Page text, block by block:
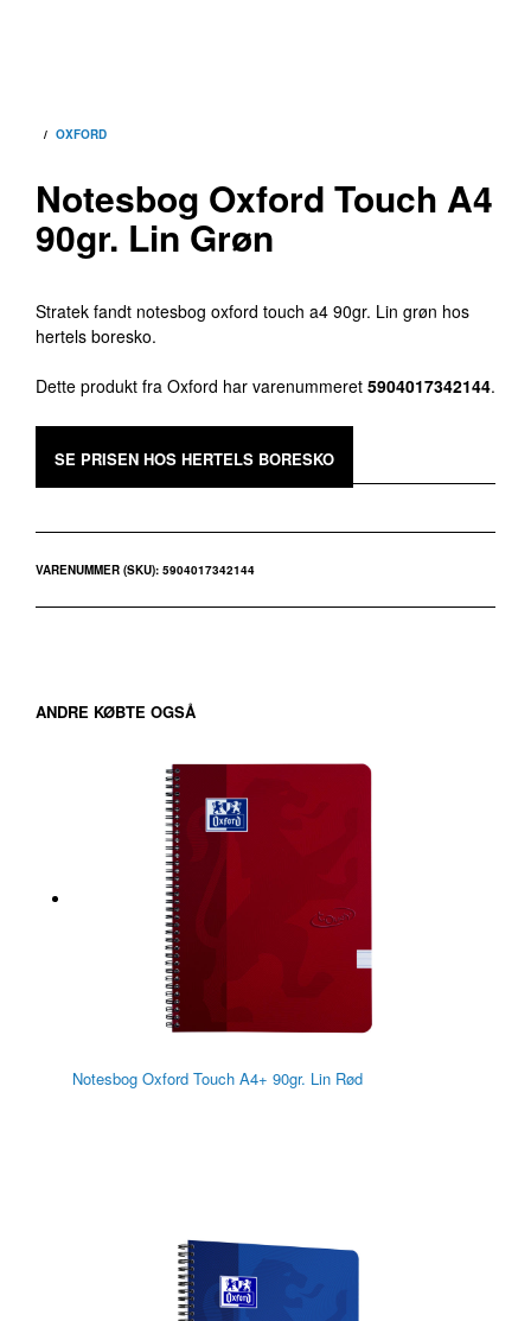
/ OXFORD
Notesbog Oxford Touch A4
90gr. Lin Grøn
Stratek fandt notesbog oxford touch a4 90gr. Lin grøn hos
hertels boresko.
Dette produkt fra Oxford har varenummeret 5904017342144.
SE PRISEN HOS HERTELS BORESKO
VARENUMMER (SKU): 5904017342144
ANDRE KØBTE OGSÅ
Notesbog Oxford Touch A4+ 90gr. Lin Rød